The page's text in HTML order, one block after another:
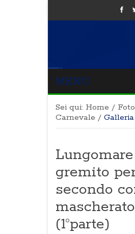
MENU
Sei qui: Home / Foto
Carnevale / Galleria
Lungomare
gremito
secondo
mascherato
(1°parte)